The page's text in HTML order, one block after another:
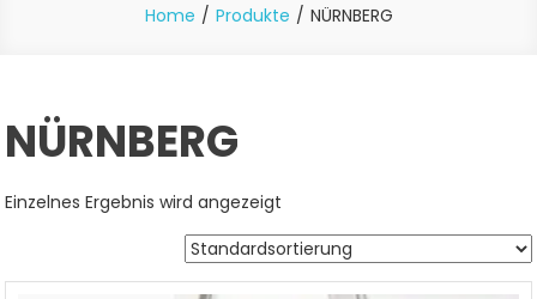
Home Produkte NÜRNBERG
NÜRNBERG
Einzelnes Ergebnis wird angezeigt